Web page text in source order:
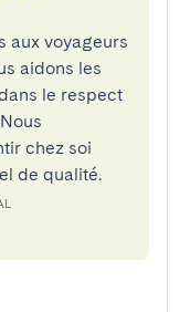
aux voyageurs
aidons les
le respect
chez soi
de qualité.